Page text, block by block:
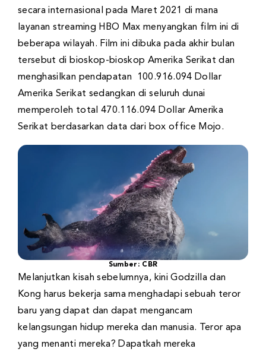
secara internasional pada Maret 2021 di mana
layanan streaming HBO Max menyangkan film ini di
beberapa wilayah. Film ini dibuka pada akhir bulan
tersebut di bioskop-bioskop Amerika Serikat dan
menghasilkan pendapatan 100.916.094 Dollar
Amerika Serikat sedangkan di seluruh dunai
memperoleh total 470.116.094 Dollar Amerika
Serikat berdasarkan data dari box office Mojo.
Sumber: CBR
Melanjutkan kisah sebelumnya, kini Godzilla dan
Kong harus bekerja sama menghadapi sebuah teror
baru yang dapat dan dapat mengancam
kelangsungan hidup mereka dan manusia. Teror apa
yang menanti mereka? Dapatkah mereka